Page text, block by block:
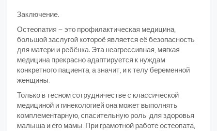
Заключение.
Остеопатия – это профилактическая медицина,
большой заслугой котороё является её безопасность
для матери и ребёнка. Эта неагрессивная, мягкая
медицина прекрасно адаптируется к нуждам
конкретного пациента, а значит, и к телу беременной
женщины.
Только в тесном сотрудничестве с классической
медициной и гинекологией она может выполнять
комплементарную, спасительную роль для здоровья
малыша и его мамы. При грамотной работе остеопата,